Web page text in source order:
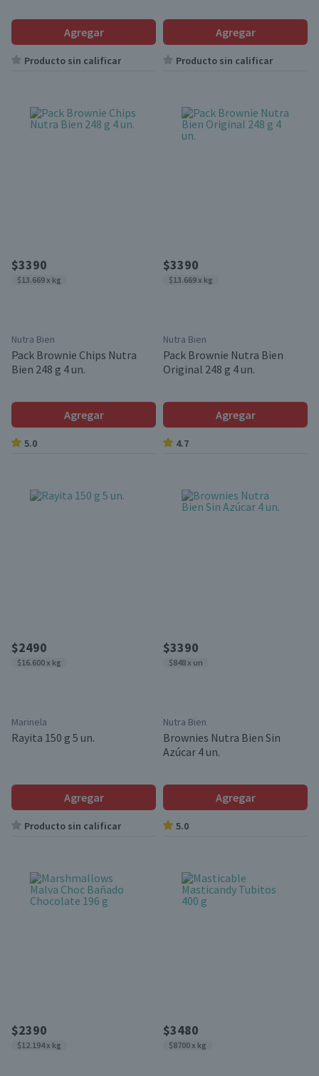
Agregar
Producto sin calificar
Agregar
Producto sin calificar
$3390
$13.669 x kg
Nutra Bien
Pack Brownie Chips Nutra
Bien 248 g 4 un.
Agregar
5.0
$3390
$13.669 x kg
Nutra Bien
Pack Brownie Nutra Bien
Original 248 g 4 un.
Agregar
4.7
$2490
$16.600 x kg
Marinela
Rayita 150 g 5 un.
Agregar
Producto sin calificar
$3390
$848 x un
Nutra Bien
Brownies Nutra Bien Sin
Azúcar 4 un.
Agregar
5.0
$2390
$12.194 x kg
$3480
$8700 x kg